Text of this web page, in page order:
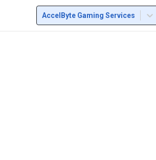
AccelByte Gaming Services